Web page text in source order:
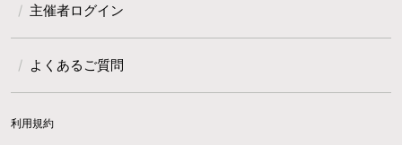
主催者ログイン
よくあるご質問
利用規約